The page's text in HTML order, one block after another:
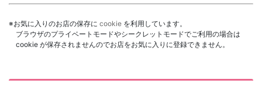
※お気に入りのお店の保存に cookie を利用しています。
ブラウザのプライベートモードやシークレットモードでご利用の場合は
cookie が保存されませんのでお店をお気に入りに登録できません。